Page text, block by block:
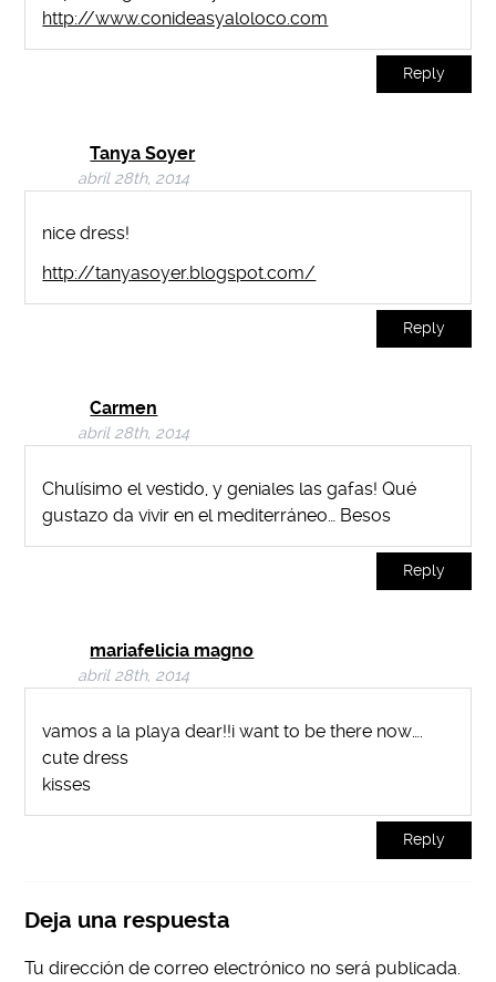
http://www.conideasyaloloco.com
Reply
Tanya Soyer
abril 28th, 2014
nice dress!
http://tanyasoyer.blogspot.com/
Reply
Carmen
abril 28th, 2014
Chulísimo el vestido, y geniales las gafas! Qué
gustazo da vivir en el mediterráneo… Besos
Reply
mariafelicia magno
abril 28th, 2014
vamos a la playa dear!!i want to be there now….
cute dress
kisses
Reply
Deja una respuesta
Tu dirección de correo electrónico no será publicada.